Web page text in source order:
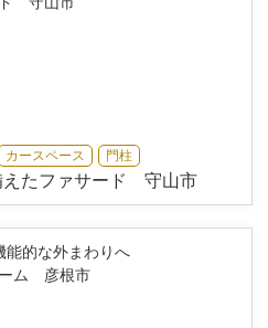
カースペース 門柱
えたファサード 守山市